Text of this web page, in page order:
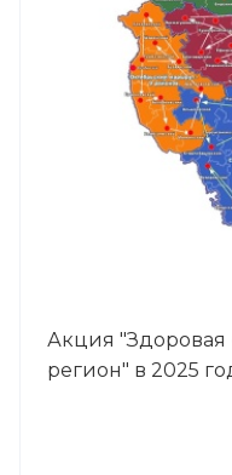
Акция "Здоровая
регион" в 2025